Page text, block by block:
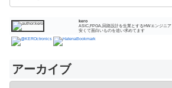
kero
ASIC,FPGA,回路設計を生業とするHWエンジニア
安くて面白いものを追い求めてます
アーカイブ